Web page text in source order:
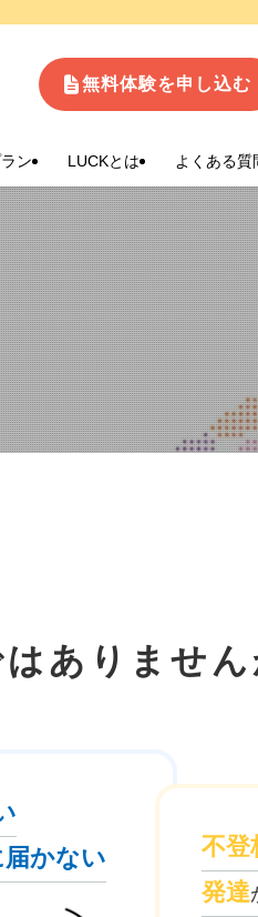
ン LUCKとは よくある質
無料体験を申し込む
ありません
かない 不登
発達